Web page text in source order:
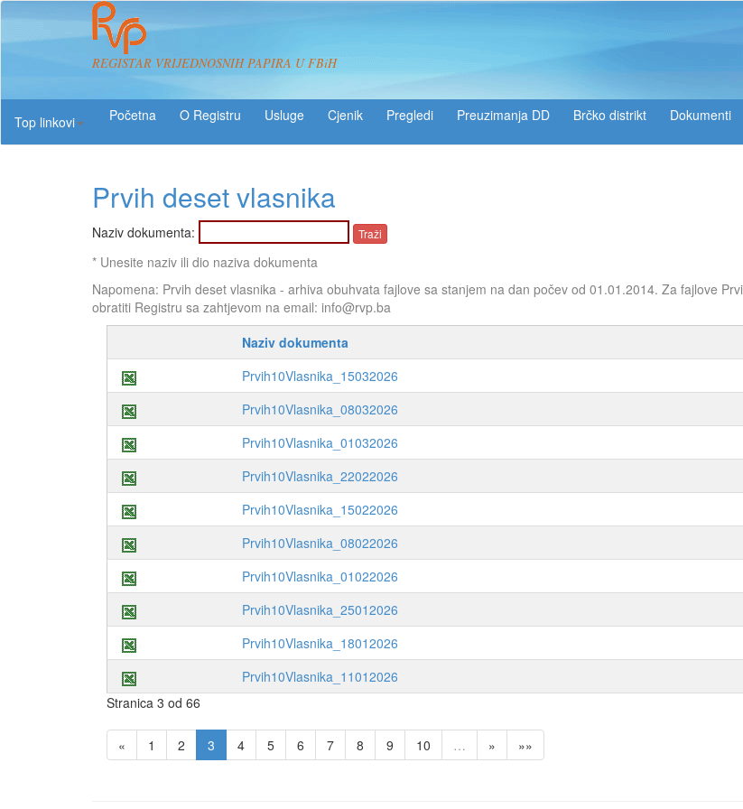
REGISTAR VRIJEDNOSNIH PAPIRA U FBiH
Top linkovi
O Registru Usluge Pregledi Preuzimanja DD Brčko distrikt Dokumenti
Prvih deset vlasnika
Naziv dokumenta:
* Unesite naziv ili dio naziva dokumenta
Napomena: Prvih deset vlasnika - arhiva obuhvata fajlove sa stanjem na dan počev od 01.01.2014. Za fajlove
obratiti Registru sa zahtjevom na email: info@rvp.ba
Naziv dokumenta
Prvih10Vlasnika_15032026
Prvih10Vlasnika_08032026
Prvih10Vlasnika_01032026
Prvih10Vlasnika_22022026
Prvih10Vlasnika_15022026
Prvih10Vlasnika_08022026
Prvih10Vlasnika_01022026
Prvih10Vlasnika_25012026
Prvih10Vlasnika_18012026
Prvih10Vlasnika_11012026
Stranica 3 od 66
« 1 2 3 4 5 6 7 8 9 10 … » »»